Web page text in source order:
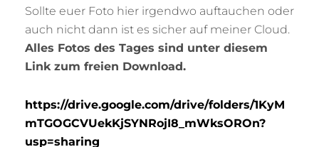
Sollte euer Foto hier irgendwo auftauchen oder
auch nicht dann ist es sicher auf meiner Cloud.
Alles Fotos des Tages sind unter diesem
Link zum freien Download.
https://drive.google.com/drive/folders/1KyM
mTGOGCVUekKjSYNRojI8_mWksOROn?
usp=sharing